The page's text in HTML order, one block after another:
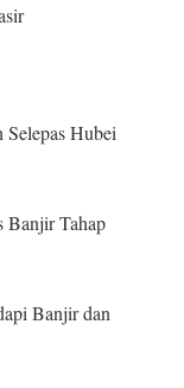
Hubei
Banjir Tahap
Banjir dan